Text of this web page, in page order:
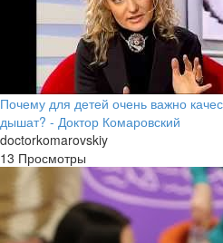
Почему для детей очень важно
дышат? - Доктор Комаровский
doctorkomarovskiy
13 Просмотры